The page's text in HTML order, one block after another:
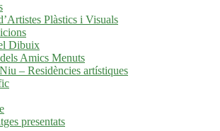
Plàstics i Visuals
Dibuix
Amics Menuts
– Residències artístiques
presentats